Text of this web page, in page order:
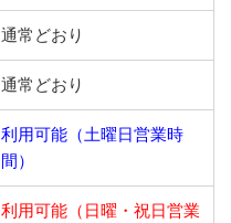
通常どおり
通常どおり
利用可能（土曜日営業時
間）
利用可能（日曜・祝日営業